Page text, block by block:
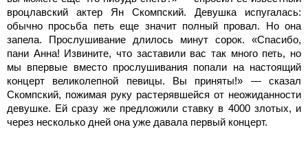
вроцлавский актер Ян Скомпский. Девушка испугалась:
обычно просьба петь еще значит полный провал. Но она
запела. Прослушивание длилось минут сорок. «Спасибо,
пани Анна! Извините, что заставили вас так много петь, но
мы впервые вместо прослушивания попали на настоящий
концерт великолепной певицы. Вы приняты!» — сказал
Скомпский, пожимая руку растерявшейся от неожиданности
девушке. Ей сразу же предложили ставку в 4000 злотых, и
через несколько дней она уже давала первый концерт.